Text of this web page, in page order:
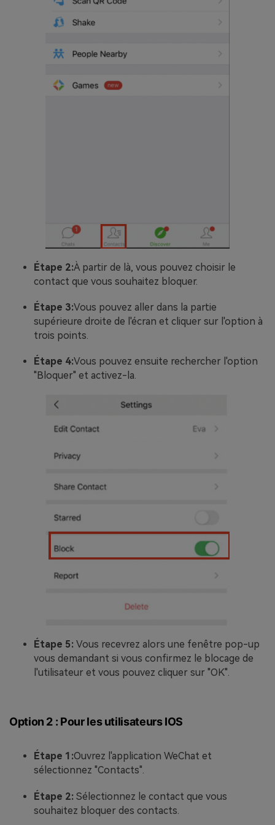
Étape 2:À partir de là, vous pouvez choisir le
contact que vous souhaitez bloquer.
Étape 3:Vous pouvez aller dans la partie
supérieure droite de l'écran et cliquer sur l'option à
trois points.
Étape 4:Vous pouvez ensuite rechercher l'option
"Bloquer" et activez-la.
Étape 5: Vous recevrez alors une fenêtre pop-up
vous demandant si vous confirmez le blocage de
l'utilisateur et vous pouvez cliquer sur "OK".
Option 2 : Pour les utilisateurs IOS
Étape 1:Ouvrez l'application WeChat et
sélectionnez "Contacts".
Étape 2: Sélectionnez le contact que vous
souhaitez bloquer des contacts.